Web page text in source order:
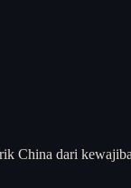
China dari